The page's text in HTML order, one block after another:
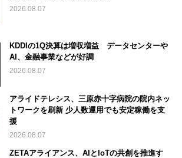
2026.08.07
KDDIの1Q決算は増収増益 データセンターや
AI、金融事業などが好調
2026.08.07
アライドテレシス、三原赤十字病院の院内ネッ
トワークを刷新 少人数運用でも安定稼働を支
援
2026.08.07
ZETAアライアンス、AIとIoTの共創を推進す